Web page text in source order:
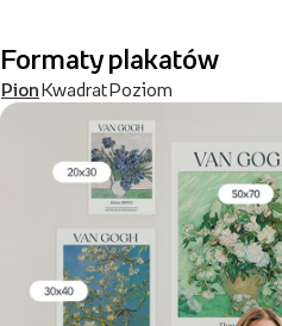
Formaty plakatów
PionKwadratPoziom